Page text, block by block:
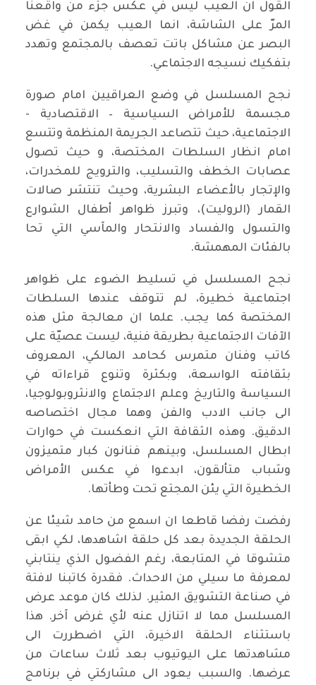
القول ان العيب ليس في عكس جزء من واقعنا
المرّ على الشاشة، انما العيب يكمن في غض
البصر عن مشاكل باتت تعصف بالمجتمع وتهدد
بتفكيك نسيجه الاجتماعي.
نجح المسلسل في وضع العراقيين امام صورة
مجسمة للأمراض السياسية – الاقتصادية -
الاجتماعية، حيث تتصاعد الجريمة المنظمة وتتسع
امام انظار السلطات المختصة، و حيث تصول
عصابات الخطف والتسليب، والترويج للمخدرات،
والإتجار بالأعضاء البشرية، وحيث تنتشر صالات
القمار (الروليت)، وتبرز ظواهر أطفال الشوارع
والتسول والفساد والانتحار والمآسي التي تحا
بالفئات المهمشة.
نجح المسلسل في تسليط الضوء على ظواهر
اجتماعية خطيرة، لم تتوقف عندها السلطات
المختصة كما يجب. علما ان معالجة مثل هذه
الآفات الاجتماعية بطريقة فنية، ليست عصيّة على
كاتب وفنان متمرس كحامد المالكي، المعروف
بثقافته الواسعة، وبكثرة وتنوع قراءاته في
السياسة والتاريخ وعلم الاجتماع والانثروبولوجيا،
الى جانب الادب والفن وهما مجال اختصاصه
الدقيق. وهذه الثقافة التي انعكست في حوارات
ابطال المسلسل، وبينهم فنانون كبار متميزون
وشباب متألقون، ابدعوا في عكس الأمراض
الخطيرة التي يئن المجتع تحت وطأتها.
رفضت رفضا قاطعا ان اسمع من حامد شيئا عن
الحلقة الجديدة بعد كل حلقة اشاهدها، لكي ابقى
متشوقا في المتابعة، رغم الفضول الذي ينتابني
لمعرفة ما سيلي من الاحداث. فقدرة كاتبنا لافتة
في صناعة التشويق المثير. لذلك كان موعد عرض
المسلسل مما لا اتنازل عنه لأي غرض آخر. هذا
باستثناء الحلقة الاخيرة، التي اضطررت الى
مشاهدتها على اليوتيوب بعد ثلاث ساعات من
عرضها. والسبب يعود الى مشاركتي في برنامج